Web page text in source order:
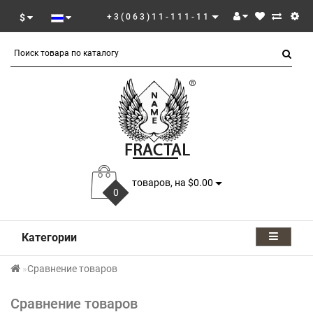
$ +3(063)11-111-11
0
товаров, на $0.00
Категории
Сравнение товаров
Сравнение товаров